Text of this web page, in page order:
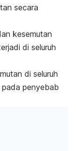
secara
kesemutan
di seluruh
di seluruh
penyebab